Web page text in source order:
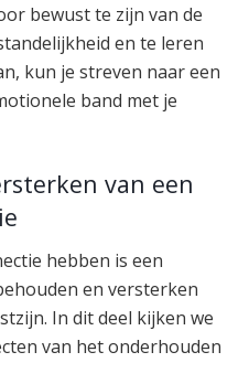
bewust te zijn van de
en te leren
kun je streven naar een
band met je
van een
hebben is een
en versterken
In dit deel kijken we
van het onderhouden